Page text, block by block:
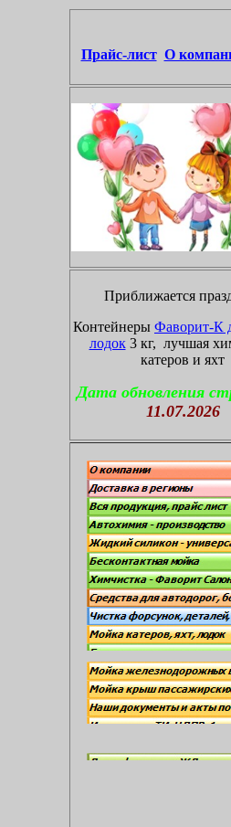
Прайс-лист О
Приближается
Контейнеры Фаворит-К
лодок3 кг, лучшая
катеров и яхт
Дата обновления
11.07.2026